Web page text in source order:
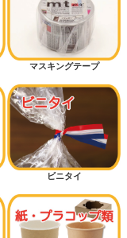
マスキングテープ
ビニタイ